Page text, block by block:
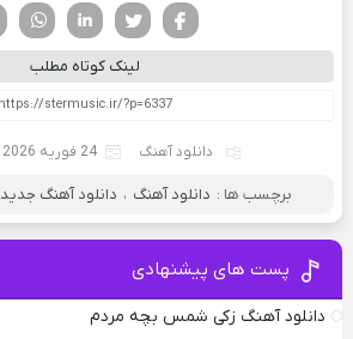
تویتر
فیسوک
لینک کوتاه مطلب
دانلود آهنگ 24 فوریه 2026
برچسب ها : دانلود آهنگ ، دانلود آهنگ جدید
پست های پیشنهادی
دانلود آهنگ زکی شمس بچه مردم